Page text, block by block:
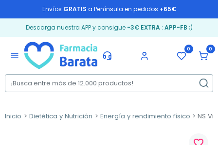
Envíos GRATIS a Península en pedidos +65€
Descarga nuestra APP y consigue -3€ EXTRA: APP-FB ;)
menu
0 0
Inicio Dietética y Nutrición Energía y rendimiento físico NS